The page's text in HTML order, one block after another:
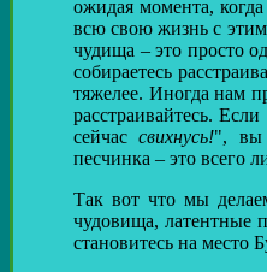
ожидая момента,
всю свою жизнь с этим
чудища – это просто
собираетесь
тяжелее. Иногда нам
расстраивайтесь.
сейчассвихнусь!", вы
песчинка – это всего
Так вот что мы
чудовища, латентные
становитесь на место